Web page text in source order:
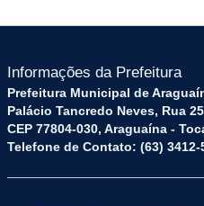
Informações da Prefeitura
Prefeitura Municipal de
Palácio Tancredo Neves, Rua
CEP 77804-030, Araguaína -
Telefone de Contato: (63) 3412-